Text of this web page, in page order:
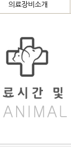
의료장비소개